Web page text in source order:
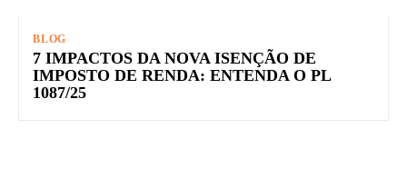
BLOG
7 IMPACTOS DA NOVA ISENÇÃO DE
IMPOSTO DE RENDA: ENTENDA O PL
1087/25